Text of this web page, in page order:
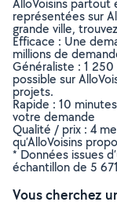
AlloVoisins
représentées sur
grande ville,
Efficace : Une
millions de
Généraliste : 1
possible sur
projets.
Rapide : 10
votre demande
Qualité / prix : 4
qu’AlloVoisins
* Données issues
échantillon de 5
Vous cherchez